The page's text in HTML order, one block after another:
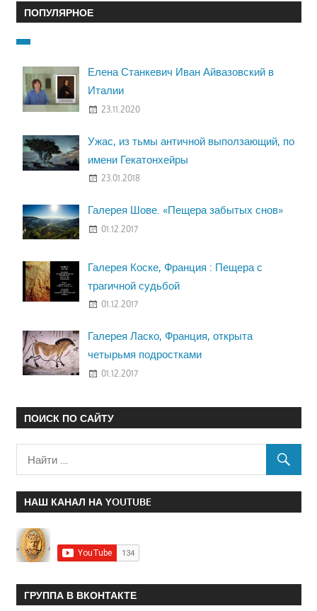
ПОПУЛЯРНОЕ
Елена Станкевич Иван Айвазовский в
Италии
23.11.2020
Ужас, из тьмы античной выползающий, по
имени Гекатонхейры
23.01.2018
Галерея Шове. «Пещера забытых снов»
01.12.2017
Галерея Коске, Франция : Пещера с
трагичной судьбой
01.12.2017
Галерея Ласко, Франция, открыта
четырьмя подростками
01.12.2017
ПОИСК ПО САЙТУ
НАШ КАНАЛ НА YOUTUBE
ГРУППА В ВКОНТАКТЕ